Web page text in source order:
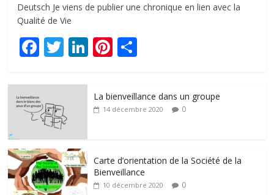
Deutsch Je viens de publier une chronique en lien avec la
Qualité de Vie
F
e
b
o
o
k
T
itt
er
Li
e
Pi
e g
La bienveillance dans un groupe
14 décembre 2020 0
Carte d’orientation de la Société de la
Bienveillance
10 décembre 2020 0